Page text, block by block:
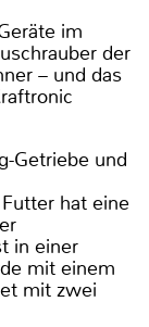
im
der
– und das
Getriebe und
hat eine
in einer
mit einem
mit zwei